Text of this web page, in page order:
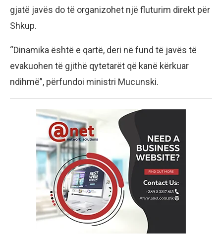
gjatë javës do të organizohet një fluturim direkt për
Shkup.
“Dinamika është e qartë, deri në fund të javës të
evakuohen të gjithë qytetarët që kanë kërkuar
ndihmë”, përfundoi ministri Mucunski.